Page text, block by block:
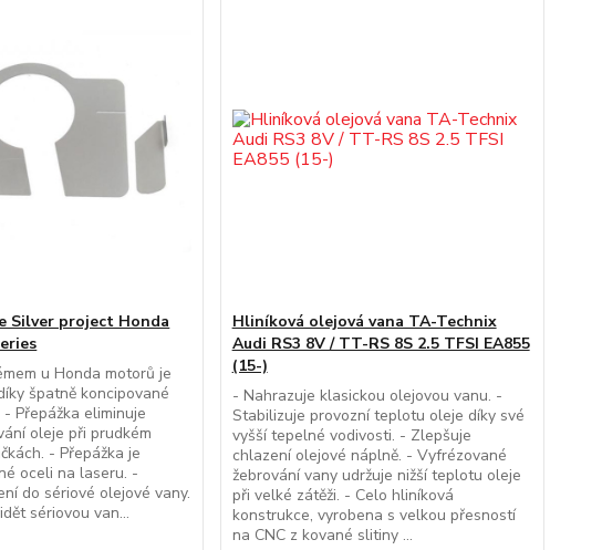
Silver project Honda
u Honda motorů je
špatně koncipované
Přepážka eliminuje
oleje při prudkém
- Přepážka je
oceli na laseru. -
do sériové olejové vany.
sériovou van...
Hliníková olejová vana TA-Technix
Audi RS3 8V / TT-RS 8S 2.5 TFSI EA855
(15-)
- Nahrazuje klasickou olejovou vanu. -
Stabilizuje provozní teplotu oleje díky své
vyšší tepelné vodivosti. - Zlepšuje
chlazení olejové náplně. - Vyfrézované
žebrování vany udržuje nižší teplotu oleje
při velké zátěži. - Celo hliníková
konstrukce, vyrobena s velkou přesností
na CNC z kované slitiny ...